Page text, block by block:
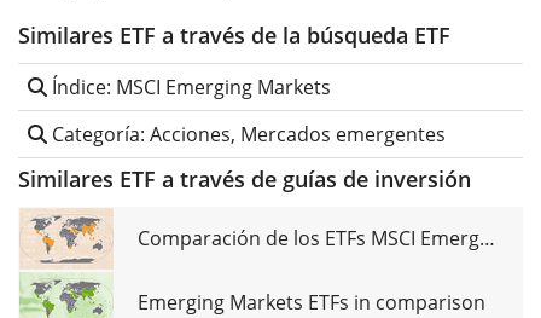
Similares ETF a través de la búsqueda ETF
Índice: MSCI Emerging Markets
Categoría: Acciones, Mercados emergentes
Similares ETF a través de guías de inversión
Comparación de los ETFs MSCI Emerging Markets
Emerging Markets ETFs in comparison